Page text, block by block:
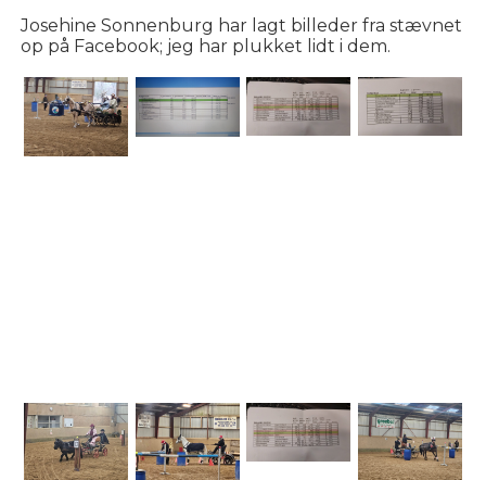
Josehine Sonnenburg har lagt billeder fra stævnet
op på Facebook; jeg har plukket lidt i dem.